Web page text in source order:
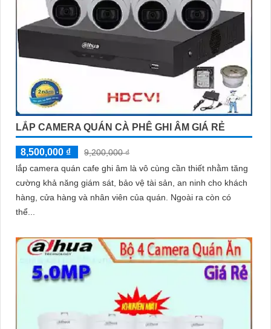
LẮP CAMERA QUÁN CÀ PHÊ GHI ÂM GIÁ RẺ
8,500,000 ₫
9,200,000 ₫
lắp camera quán cafe ghi âm là vô cùng cần thiết nhằm tăng
cường khả năng giám sát, bảo vệ tài sản, an ninh cho khách
hàng, cửa hàng và nhân viên của quán. Ngoài ra còn có
thể...